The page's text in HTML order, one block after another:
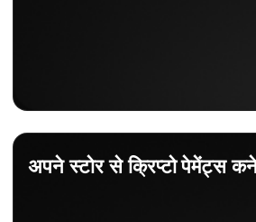
अपने स्टोर से क्रिप्टो पेमेंट्स